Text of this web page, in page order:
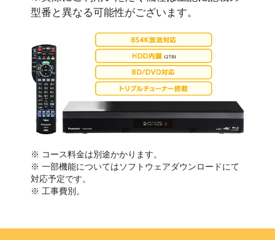
型番と異なる可能性がございます。
※ コース料金は別途かかります。
※ 一部機能についてはソフトウェアダウンロードにて
対応予定です。
※ 工事費別。